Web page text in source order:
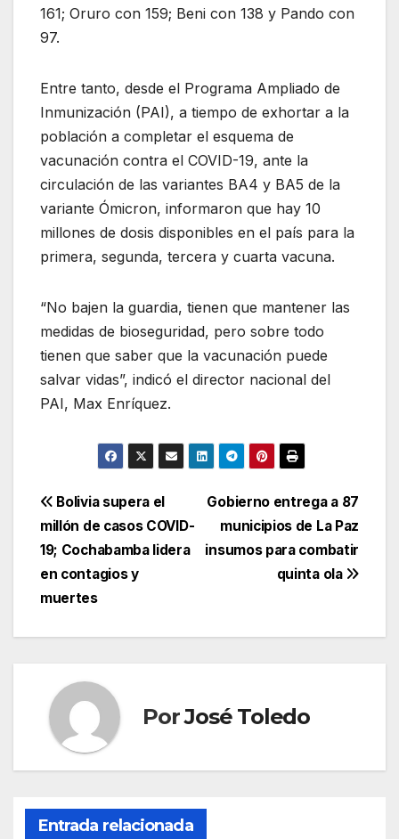
161; Oruro con 159; Beni con 138 y Pando con
97.
Entre tanto, desde el Programa Ampliado de
Inmunización (PAI), a tiempo de exhortar a la
población a completar el esquema de
vacunación contra el COVID-19, ante la
circulación de las variantes BA4 y BA5 de la
variante Ómicron, informaron que hay 10
millones de dosis disponibles en el país para la
primera, segunda, tercera y cuarta vacuna.
“No bajen la guardia, tienen que mantener las
medidas de bioseguridad, pero sobre todo
tienen que saber que la vacunación puede
salvar vidas”, indicó el director nacional del
PAI, Max Enríquez.
Navegación
de
entradas
Gobierno entrega a 87
municipios de La Paz
insumos para combatir
quinta ola
Bolivia supera el
millón de casos COVID-
19; Cochabamba lidera
en contagios y
muertes
PorJosé Toledo
Entrada relacionada